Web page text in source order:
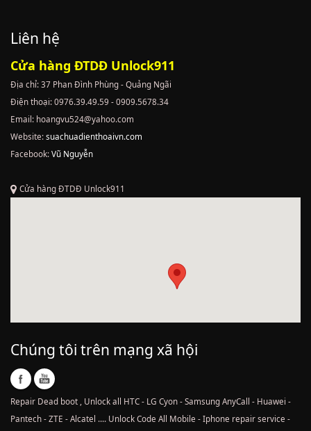
Liên hệ
Cửa hàng ĐTDĐ Unlock911
Địa chỉ: 37 Phan Đình Phùng - Quảng Ngãi
Điện thoại: 0976.39.49.59 - 0909.5678.34
Email: hoangvu524@yahoo.com
Website:suachuadienthoaivn.com
Facebook:Vũ Nguyễn
Cửa hàng ĐTDĐ Unlock911
Chúng tôi trên mạng xã hội
Repair Dead boot , Unlock all HTC - LG Cyon - Samsung AnyCall - Huawei -
Pantech - ZTE - Alcatel .... Unlock Code All Mobile - Iphone repair service -